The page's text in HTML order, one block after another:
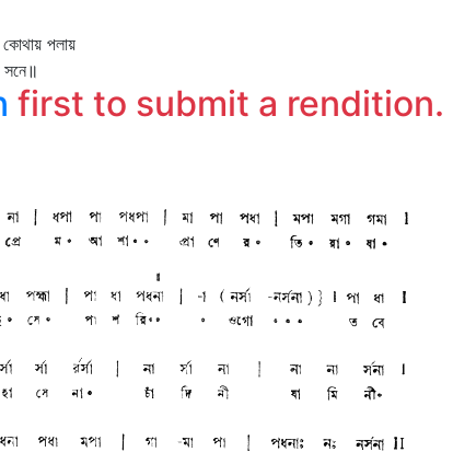
পলায়
first to submit a rendition.